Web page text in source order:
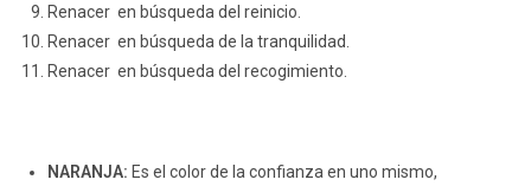
Renacer en búsqueda del reinicio.
Renacer en búsqueda de la tranquilidad.
Renacer en búsqueda del recogimiento.
NARANJA: Es el color de la confianza en uno mismo,